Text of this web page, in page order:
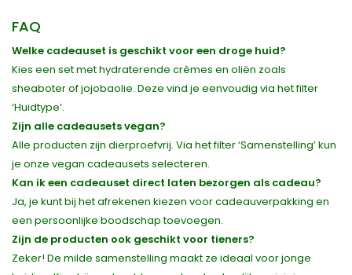
FAQ
Welke cadeauset is geschikt voor een droge huid?
Kies een set met hydraterende crèmes en oliën zoals
sheaboter of jojobaolie. Deze vind je eenvoudig via het filter
‘Huidtype’.
Zijn alle cadeausets vegan?
Alle producten zijn dierproefvrij. Via het filter ‘Samenstelling’ kun
je onze vegan cadeausets selecteren.
Kan ik een cadeauset direct laten bezorgen als cadeau?
Ja, je kunt bij het afrekenen kiezen voor cadeauverpakking en
een persoonlijke boodschap toevoegen.
Zijn de producten ook geschikt voor tieners?
Zeker! De milde samenstelling maakt ze ideaal voor jonge